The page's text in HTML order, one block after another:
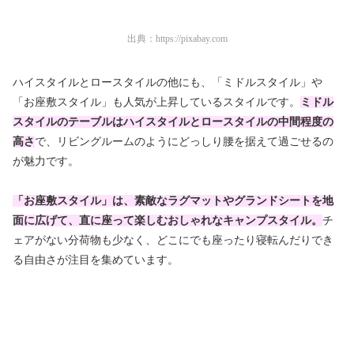
出典： https://pixabay.com
ハイスタイルとロースタイルの他にも、「ミドルスタイル」や
「お座敷スタイル」も人気が上昇しているスタイルです。
ミドル
スタイルのテーブルはハイスタイルとロースタイルの中間程度の
高さ で、リビングルームのようにどっしり腰を据えて過ごせるの
が魅力です。
「お座敷スタイル」は、素敵なラグマットやグランドシートを地
面に広げて、直に座って楽しむおしゃれなキャンプスタイル。 チ
ェアがない分荷物も少なく、どこにでも座ったり寝転んだりでき
る自由さが注目を集めています。